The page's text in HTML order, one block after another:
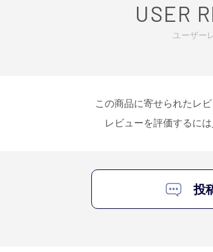
USER
ユーザー
この商品に寄せられたレ
レビューを評価するには
投